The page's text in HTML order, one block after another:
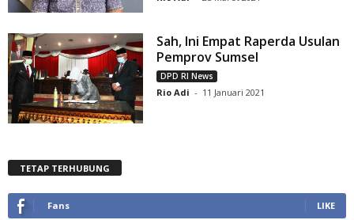
Sah, Ini Empat Raperda Usulan
Pemprov Sumsel
DPD RI News
Rio Adi - 11 Januari 2021
TETAP TERHUBUNG
Fans LIKE